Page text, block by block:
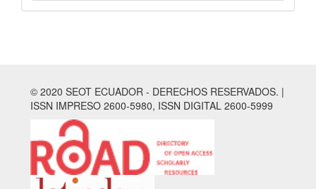
© 2020 SEOT ECUADOR - DERECHOS RESERVADOS. |
ISSN IMPRESO 2600-5980, ISSN DIGITAL 2600-5999